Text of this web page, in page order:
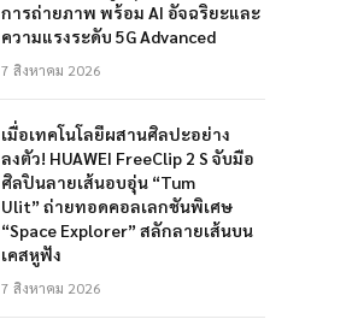
การถ่ายภาพ พร้อม AI อัจฉริยะและ
ความแรงระดับ 5G Advanced
7 สิงหาคม 2026
เมื่อเทคโนโลยีผสานศิลปะอย่าง
ลงตัว! HUAWEI FreeClip 2 S จับมือ
ศิลปินลายเส้นอบอุ่น “Tum
Ulit” ถ่ายทอดคอลเลกชันพิเศษ
“Space Explorer” สลักลายเส้นบน
เคสหูฟัง
7 สิงหาคม 2026